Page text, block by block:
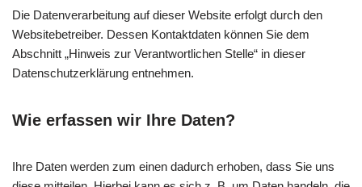
Die Datenverarbeitung auf dieser Website erfolgt durch den
Websitebetreiber. Dessen Kontaktdaten können Sie dem
Abschnitt „Hinweis zur Verantwortlichen Stelle“ in dieser
Datenschutzerklärung entnehmen.
Wie erfassen wir Ihre Daten?
Ihre Daten werden zum einen dadurch erhoben, dass Sie uns